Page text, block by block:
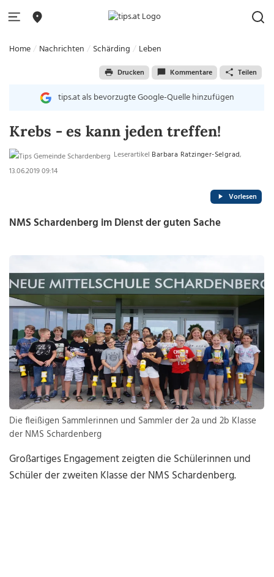
Home Nachrichten Schärding Leben
Drucken Kommentare Teilen
tips.at als bevorzugte Google-Quelle hinzufügen
Krebs - es kann jeden treffen!
Leserartikel Barbara Ratzinger-Selgrad,
13.06.2019 09:14
Vorlesen
NMS Schardenberg im Dienst der guten Sache
Die fleißigen Sammlerinnen und Sammler der 2a und 2b Klasse
der NMS Schardenberg
Großartiges Engagement zeigten die Schülerinnen und
Schüler der zweiten Klasse der NMS Schardenberg.